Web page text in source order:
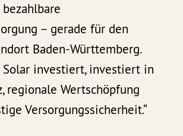
– gerade für den
Baden-Württemberg.
investiert, investiert in
regionale Wertschöpfung
Versorgungssicherheit.“